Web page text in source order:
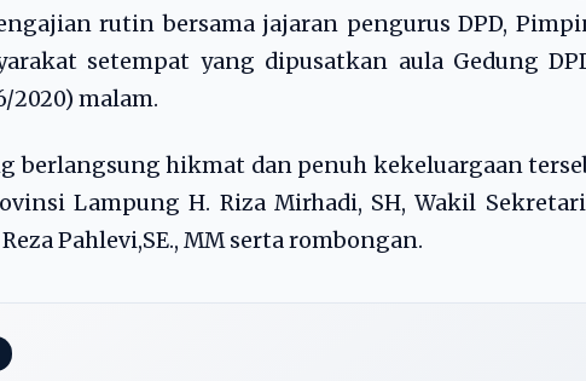
rutin bersama jajaran pengurus DPD,
setempat yang dipusatkan aula Gedung
2020) malam.
berlangsung hikmat dan penuh kekeluargaan
Lampung H. Riza Mirhadi, SH, Wakil
Pahlevi,SE., MM serta rombongan.